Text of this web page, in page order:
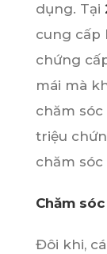
dụng. Tại
cung cấp
chứng
mái mà
chăm
triệu
chăm
Chăm
Đôi khi,